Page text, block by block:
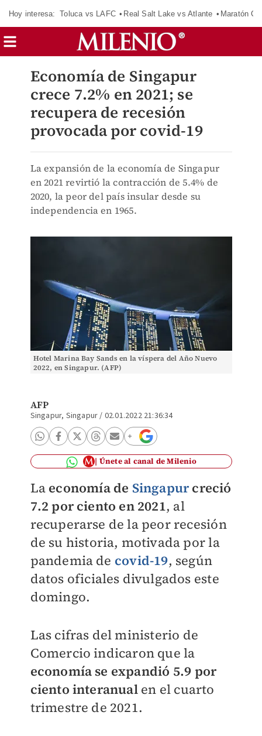
Hoy interesa: Toluca vs LAFC Real Salt Lake vs Atlante Maratón
Economía de Singapur
crece 7.2% en 2021; se
recupera de recesión
provocada por covid-19
La expansión de la economía de Singapur
en 2021 revirtió la contracción de 5.4% de
2020, la peor del país insular desde su
independencia en 1965.
Hotel Marina Bay Sands en la víspera del Año Nuevo
2022, en Singapur. (AFP)
AFP
Singapur, Singapur/ 02.01.2022 21:36:34
Únete al canal de Milenio
Laeconomía de Singapurcreció
7.2 por ciento en 2021, al
recuperarse de la peor recesión
de su historia, motivada por la
pandemia de covid-19, según
datos oficiales divulgados este
domingo.
Las cifras del ministerio de
Comercio indicaron que la
economía se expandió 5.9 por
ciento interanual en el cuarto
trimestre de 2021.